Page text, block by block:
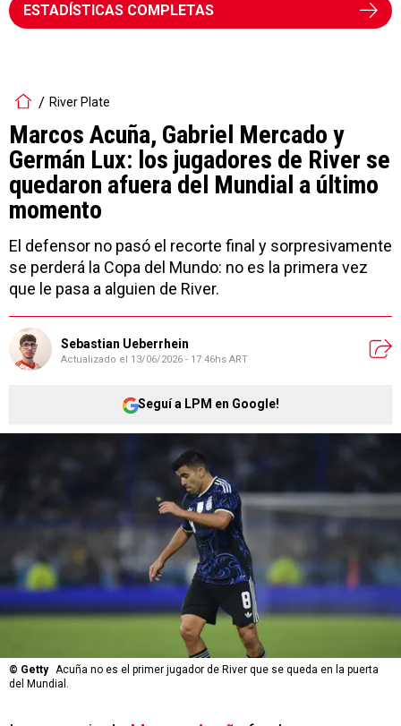
ESTADÍSTICAS COMPLETAS
River Plate
Marcos Acuña, Gabriel Mercado y
Germán Lux: los jugadores de River se
quedaron afuera del Mundial a último
momento
El defensor no pasó el recorte final y sorpresivamente
se perderá la Copa del Mundo: no es la primera vez
que le pasa a alguien de River.
Sebastian Ueberrhein
Actualizado el 13/06/2026 - 17:46hs ART
Seguí a LPM en Google!
© Getty Acuña no es el primer jugador de River que se queda en la puerta
del Mundial.